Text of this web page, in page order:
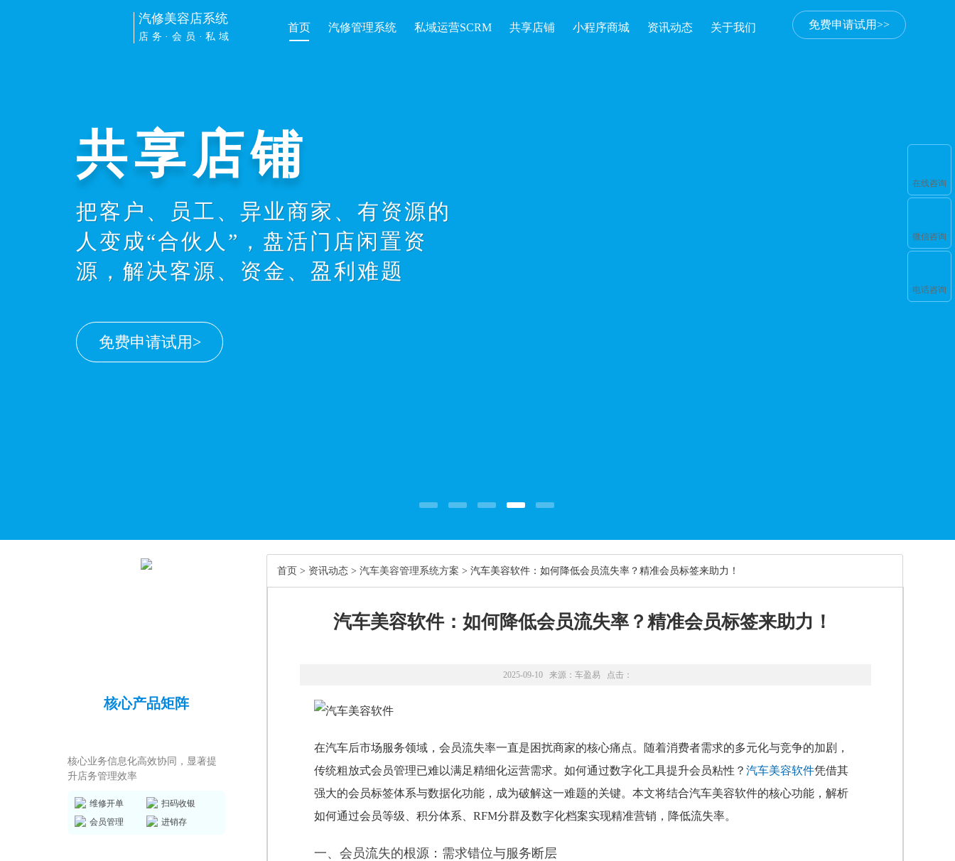
免费申请试用>>
汽修美容店系统
店务·会员·私域
首页 汽修管理系统 私域运营SCRM 共享店铺 小程序商城 资讯动态 关于我们
商城小程序
打造汽车美容品牌专属商城，门店与
服务展示，在线引流，连接客户，社
交分享裂变，流量变现
免费申请试用>
核心产品矩阵
核心业务信息化高效协同，显著提
升店务管理效率
维修开单
扫码收银
会员管理
进销存
首页 > 资讯动态 > 汽车美容管理系统方案 > 汽车美容软件：如何降低会员流失率？精准会员标签来助力！
汽车美容软件：如何降低会员流失率？精准会员标签来助力！
2025-09-10 来源： 车盈易 点击：
在汽车后市场服务领域，会员流失率一直是困扰商家的核心痛点。随着消费者需求的多元化与竞争的加剧，
传统粗放式会员管理已难以满足精细化运营需求。如何通过数字化工具提升会员粘性？ 汽车美容软件凭借其
强大的会员标签体系与数据化功能，成为破解这一难题的关键。本文将结合汽车美容软件的核心功能，解析
如何通过会员等级、积分体系、RFM分群及数字化档案实现精准营销，降低流失率。
一、会员流失的根源：需求错位与服务断层
在线咨询
微信咨询
电话咨询